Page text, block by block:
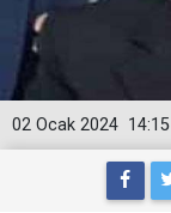
14:15
02 Ocak 2024